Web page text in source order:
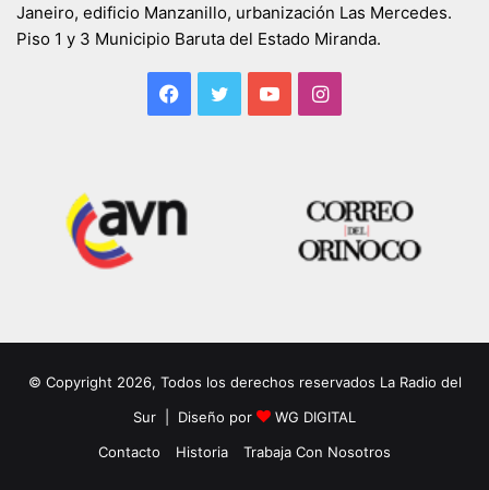
Janeiro, edificio Manzanillo, urbanización Las Mercedes.
Piso 1 y 3 Municipio Baruta del Estado Miranda.
Facebook
TwitterYouTubeInstagram
© Copyright 2026, Todos los derechos reservados La Radio del
Sur | Diseño por
WG DIGITAL
Contacto
Historia Trabaja Con Nosotros